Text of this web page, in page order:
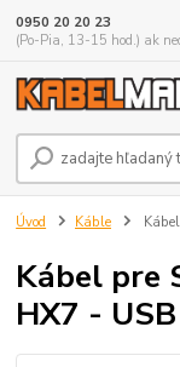
0950 20 20 23
(Po-Pia, 13-15 hod.) ak
Úvod Káble
Kábel pre
HX7 - USB